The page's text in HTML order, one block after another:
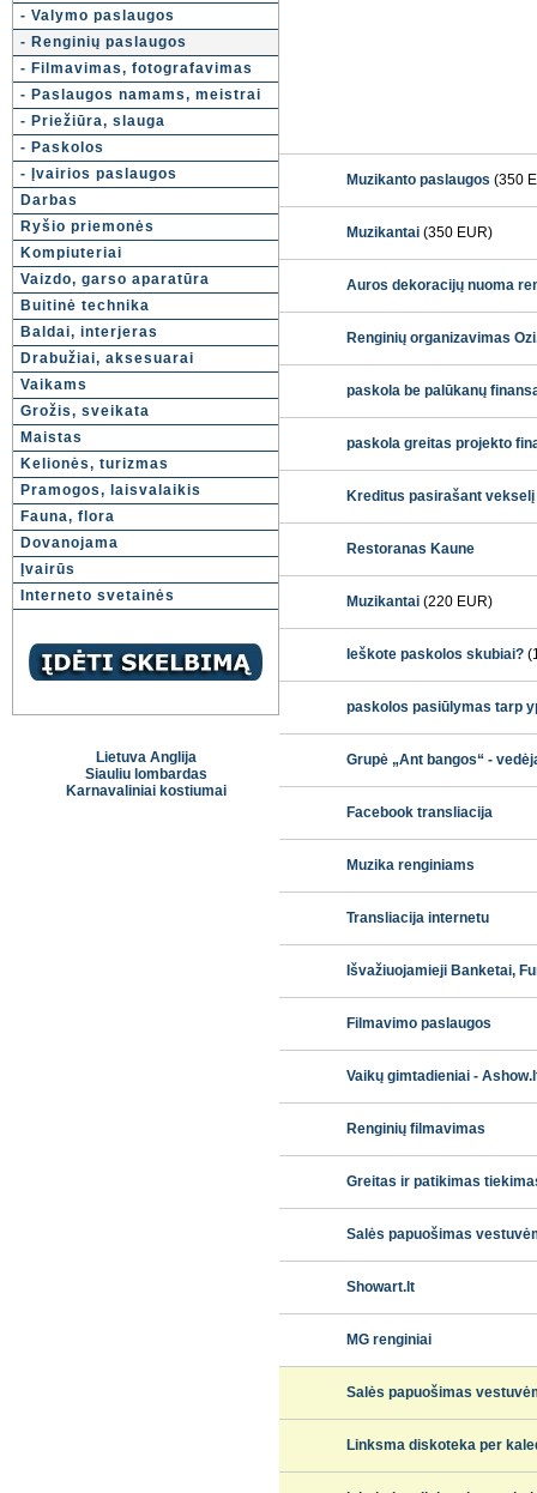
- Valymo paslaugos
- Renginių paslaugos
- Filmavimas, fotografavimas
- Paslaugos namams, meistrai
- Priežiūra, slauga
- Paskolos
- Įvairios paslaugos
Darbas
Ryšio priemonės
Kompiuteriai
Vaizdo, garso aparatūra
Buitinė technika
Baldai, interjeras
Drabužiai, aksesuarai
Vaikams
Grožis, sveikata
Maistas
Kelionės, turizmas
Pramogos, laisvalaikis
Fauna, flora
Dovanojama
Įvairūs
Interneto svetainės
Lietuva Anglija
Siauliu lombardas
Karnavaliniai kostiumai
Muzikanto paslaugos (350
Muzikantai (350 EUR)
Auros dekoracijų nuoma
Renginių organizavimas
paskola be palūkanų
paskola greitas projekto
Kreditus pasirašant vekselį
Restoranas Kaune
Muzikantai (220 EUR)
Ieškote paskolos skubiai?
paskolos pasiūlymas tarp
Grupė „Ant bangos“ -
Facebook transliacija
Muzika renginiams
Transliacija internetu
Išvažiuojamieji Banketai‎,
Filmavimo paslaugos
Vaikų gimtadieniai -
Renginių filmavimas
Greitas ir patikimas
Salės papuošimas
Showart.lt
MG renginiai
Salės papuošimas
Linksma diskoteka per